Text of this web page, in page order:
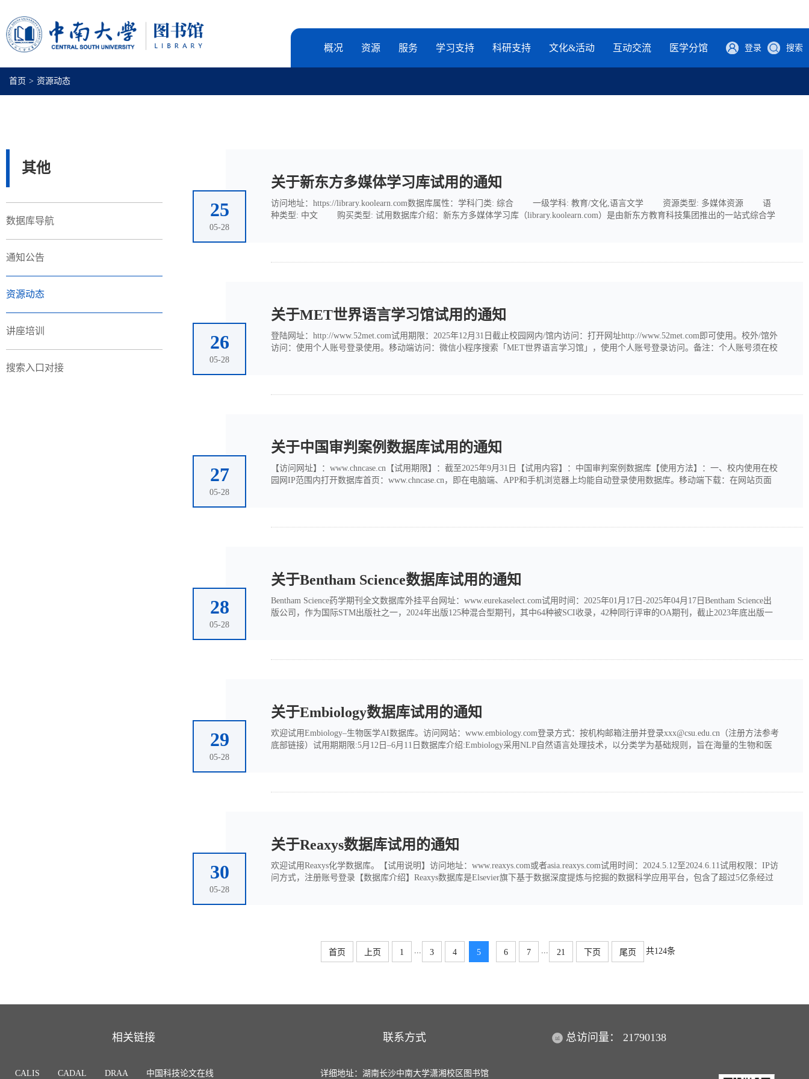
概况 资源 服务 学习支持 科研支持 文化&活动 互动交流 医学分馆 登录 搜索
首页 > 资源动态
其他
数据库导航
通知公告
资源动态
讲座培训
搜索入口对接
25
05-28
关于新东方多媒体学习库试用的通知
访问地址：https://library.koolearn.com数据库属性：学科门类: 综合 一级学科: 教育/文化,语言文学 资源类型: 多媒体资源 语
种类型: 中文 购买类型: 试用数据库介绍：新东方多媒体学习库（library.koolearn.com）是由新东方教育科技集团推出的一站式综合学
26
05-28
关于MET世界语言学习馆试用的通知
登陆网址：http://www.52met.com试用期限：2025年12月31日截止校园网内/馆内访问：打开网址http://www.52met.com即可使用。校外/馆外
访问：使用个人账号登录使用。移动端访问：微信小程序搜索「MET世界语言学习馆」，使用个人账号登录访问。备注：个人账号须在校
27
05-28
关于中国审判案例数据库试用的通知
【访问网址】：www.chncase.cn【试用期限】：截至2025年9月31日【试用内容】：中国审判案例数据库【使用方法】：一、校内使用在校
园网IP范围内打开数据库首页：www.chncase.cn，即在电脑端、APP和手机浏览器上均能自动登录使用数据库。移动端下载：在网站页面
28
05-28
关于Bentham Science数据库试用的通知
Bentham Science药学期刊全文数据库外挂平台网址：www.eurekaselect.com试用时间：2025年01月17日-2025年04月17日Bentham Science出
版公司，作为国际STM出版社之一，2024年出版125种混合型期刊，其中64种被SCI收录，42种同行评审的OA期刊，截止2023年底出版一
29
05-28
关于Embiology数据库试用的通知
欢迎试用Embiology–生物医学AI数据库。访问网站：www.embiology.com登录方式：按机构邮箱注册并登录xxx@csu.edu.cn（注册方法参考
底部链接）试用期期限:5月12日–6月11日数据库介绍:Embiology采用NLP自然语言处理技术，以分类学为基础规则，旨在海量的生物和医
30
05-28
关于Reaxys数据库试用的通知
欢迎试用Reaxys化学数据库。【试用说明】访问地址：www.reaxys.com或者asia.reaxys.com试用时间：2024.5.12至2024.6.11试用权限：IP访
问方式，注册账号登录【数据库介绍】Reaxys数据库是Elsevier旗下基于数据深度提炼与挖掘的数据科学应用平台，包含了超过5亿条经过
首页 上页 1 ... 3 4 5 6 7 ... 21 下页 尾页 共124条
相关链接
CALIS CADAL DRAA 中国科技论文在线
联系方式
详细地址：湖南长沙中南大学潇湘校区图书馆
总访问量： 21790138